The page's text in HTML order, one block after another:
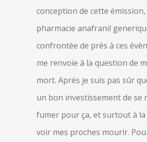
conception de cette émission,
pharmacie anafranil
confrontée de près à ces
me renvoie à la question de
mort. Après je suis pas sûr
un bon investissement de se
fumer pour ça, et surtout à
voir mes proches mourir.